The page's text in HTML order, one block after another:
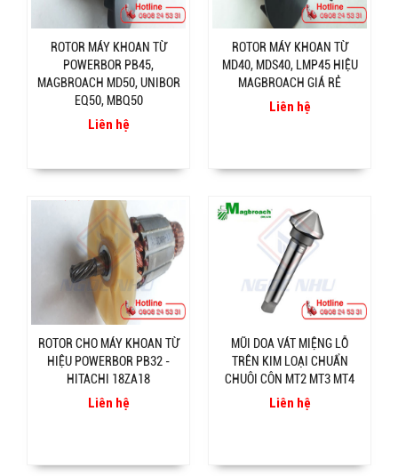
ROTOR MÁY KHOAN TỪ
POWERBOR PB45,
MAGBROACH MD50, UNIBOR
EQ50, MBQ50
Liên hệ
ROTOR MÁY KHOAN TỪ
MD40, MDS40, LMP45 HIỆU
MAGBROACH GIÁ RẺ
Liên hệ
ROTOR CHO MÁY KHOAN TỪ
HIỆU POWERBOR PB32 -
HITACHI 18ZA18
Liên hệ
MŨI DOA VÁT MIỆNG LỖ
TRÊN KIM LOẠI CHUẨN
CHUÔI CÔN MT2 MT3 MT4
Liên hệ